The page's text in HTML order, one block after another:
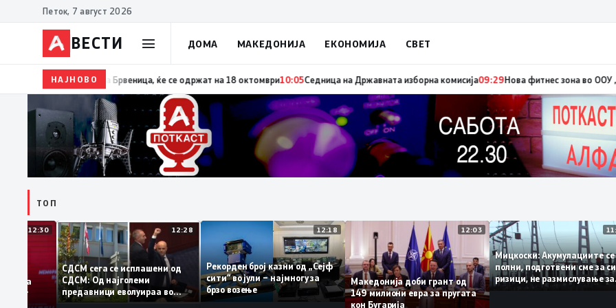
Петок, 7 август 2026
ВЕСТИ ДОМА МАКЕДОНИЈА ЕКОНОМИЈА СВЕТ
НАЈНОВО
10:06 Гаши ја потпиша одлуката за распишување предвремени избори за градоначалник на Брвеница, ќе се одржат на 18
ТОП
12:30
на
12:28
СДСМ сега се исплашени од
СДСМ: Од најголеми
предавници еволуираа во
најголеми патриоти
12:18
Рекорден број казни од „Сејф
сити“ во јули – најмногу за
брзо возење
12:03
Македонија доби грант од
149 милиони евра за пругата
кон Бугарија
Мицкоски:
полни, подготвени сме
ризици, не
поскапување на струјата